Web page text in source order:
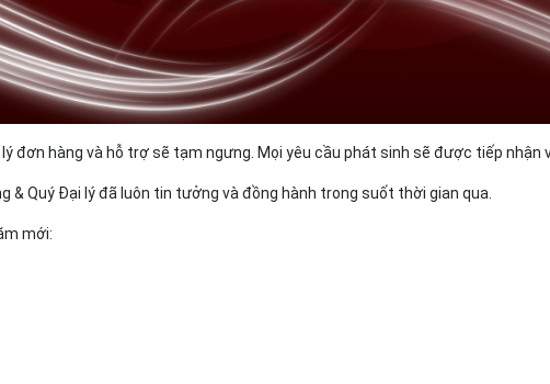
đơn hàng và hỗ trợ sẽ tạm ngưng. Mọi yêu cầu phát sinh sẽ được tiếp nhận
& Quý Đại lý đã luôn tin tưởng và đồng hành trong suốt thời gian qua.
mới: